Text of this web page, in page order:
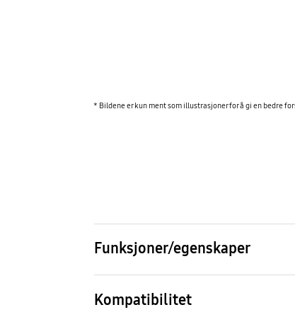
* Bildene er kun ment som illustrasjoner for å gi en
Funksjoner/egenskaper
Kompatibilitet